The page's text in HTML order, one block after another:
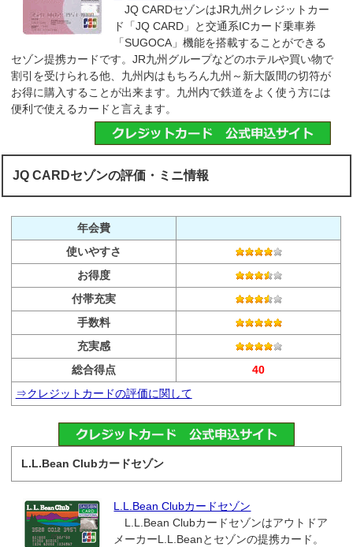
JQ CARDセゾンはJR九州クレジットカー
ド「JQ CARD」と交通系ICカード乗車券
「SUGOCA」機能を搭載することができる
セゾン提携カードです。JR九州グループなどのホテルや買い物で
割引を受けられる他、九州内はもちろん九州～新大阪間の切符が
お得に購入することが出来ます。九州内で鉄道をよく使う方には
便利で使えるカードと言えます。
JQ CARDセゾンの評価・ミニ情報
年会費
使いやすさ
お得度
付帯充実
手数料
充実感
総合得点
40
⇒クレジットカードの評価に関して
L.L.Bean Clubカードセゾン
L.L.Bean Clubカードセゾン
L.L.Bean Clubカードセゾンはアウトドア
メーカーL.L.Beanとセゾンの提携カード。